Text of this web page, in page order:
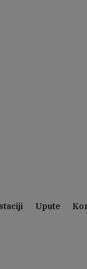
Upute